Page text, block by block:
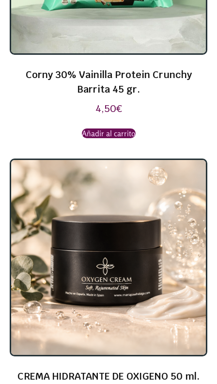
Corny 30% Vainilla Protein Crunchy
Barrita 45 gr.
4,50€
Añadir al carrito
CREMA HIDRATANTE DE OXIGENO 50 ml.